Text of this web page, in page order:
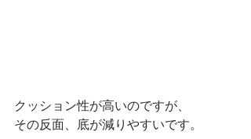
クッション性が高いのですが、
その反面、底が減りやすいです。